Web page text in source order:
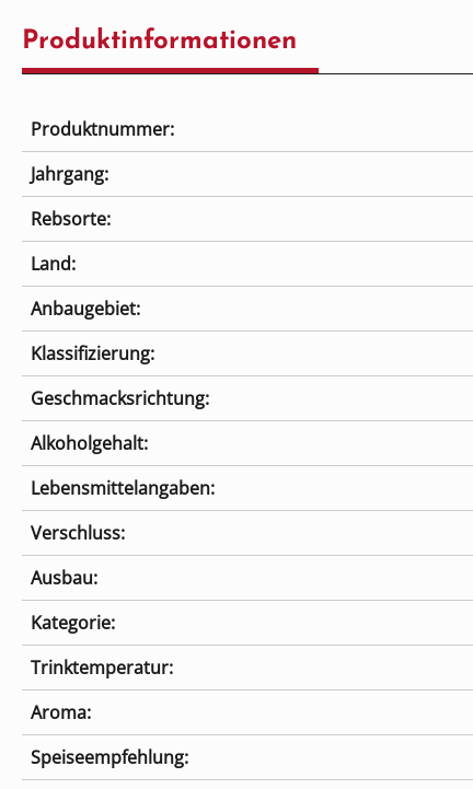
Produktinformationen
Produktnummer:
Ausbau:
Kategorie:
Lebensmittelangaben:
Trinktemperatur:
Land:
Anbaugebiet:
Rebsorte:
Jahrgang:
Geschmacksrichtung:
Alkoholgehalt:
Klassifizierung:
Aroma:
Verschluss:
Speiseempfehlung: